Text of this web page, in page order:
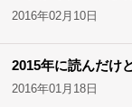
2016年02月10日
2015年に読んだけ
2016年01月18日